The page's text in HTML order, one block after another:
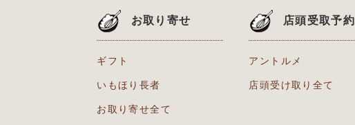
お取り寄せ
ギフト
いもほり長者
お取り寄せ全て
店頭受取予約
アントルメ
店頭受け取り全て